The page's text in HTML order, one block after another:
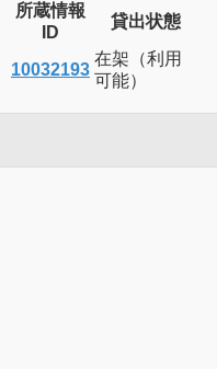
所蔵情報
ID
貸出状態
10032193
在架（利用
可能）